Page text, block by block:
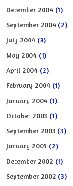
December 2004 (1)
September 2004 (2)
July 2004 (3)
May 2004 (1)
April 2004 (2)
February 2004 (1)
January 2004 (1)
October 2003 (1)
September 2003 (3)
January 2003 (2)
December 2002 (1)
September 2002 (3)